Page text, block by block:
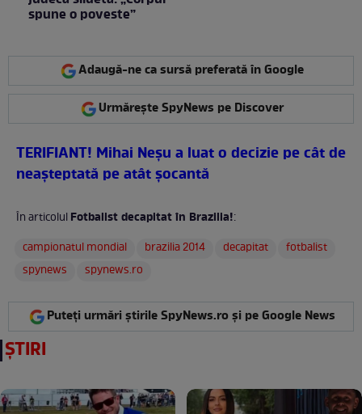
spune o poveste”
Adaugă-ne ca sursă preferată în Google
Urmărește SpyNews pe Discover
TERIFIANT! Mihai Neşu a luat o decizie pe cât de
neaşteptată pe atât şocantă
În articolulFotbalist decapitat în Brazilia!:
campionatul mondial
brazilia 2014 decapitat
fotbalist
spynews
spynews.ro
Puteți urmări știrile SpyNews.ro și pe Google News
ȘTIRI